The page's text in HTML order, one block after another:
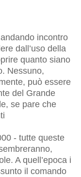
incontro
dall’uso della
quanto siano
Nessuno,
può essere
del Grande
se pare che
- tutte queste
A quell’epoca i
il comando